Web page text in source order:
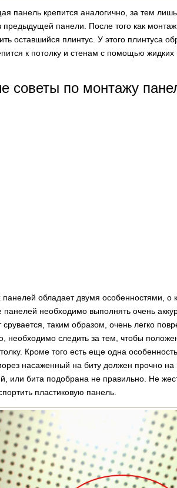
панель крепится аналогично, за тем
предыдущей панели. После того как
оставшийся плинтус. У этого плинтуса
к потолку и стенам с помощью жидких
советы по монтажу
обладает двумя особенностями, о
панелей необходимо выполнять очень
таким образом, очень легко
необходимо следить за тем, чтобы
Кроме того есть еще одна
насаженный на биту должен прочно
или бита подобрана не правильно. Не
пластиковую панель.